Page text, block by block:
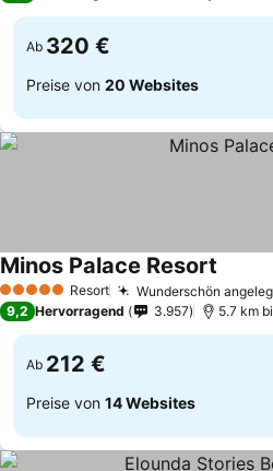
Ab 320 €
Preise von 20 Websites
5 Sterne Resort Wunderschön
Minos Palace Resort
9,2 Hervorragend 3.957 5.7 km
Ab 212 €
Preise von 14 Websites